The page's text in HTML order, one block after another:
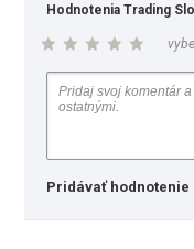
Hodnotenia Trading
Pridávať hodnotenie